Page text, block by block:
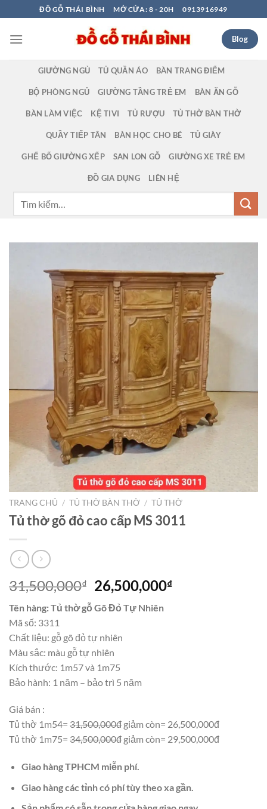
qua
nội
ĐỒ GỖ THÁI BÌNH MỞ CỬA: 8 - 20H 0913916949
Blog
GIƯỜNG NGỦ TỦ QUẦN ÁO BÀN TRANG ĐIỂM
BỘ PHÒNG NGỦ GIƯỜNG TẦNG TRẺ EM BÀN ĂN GỖ
BÀN LÀM VIỆC KỆ TIVI TỦ RƯỢU TỦ THỜ BÀN THỜ
QUẦY TIẾP TÂN BÀN HỌC CHO BÉ TỦ GIÀY
GHẾ BỐ GIƯỜNG XẾP SAN LON GỖ GIƯỜNG XE TRẺ EM
ĐỒ GIA DỤNG LIÊN HỆ
TRANG CHỦ / TỦ THỜ BÀN THỜ / TỦ THỜ
Tủ thờ gõ đỏ cao cấp MS 3011
31,500,000₫
Giá
gốc
là:
26,500,000₫Giá
Tên hàng: Tủ thờ gỗ Gõ Đỏ Tự Nhiên
Mã số: 3311
Chất liệu: gỗ gõ đỏ tự nhiên
Màu sắc: màu gỗ tự nhiên
Kích thước: 1m57 và 1m75
Bảo hành: 1 năm – bảo trì 5 năm
Giá bán :
Tủ thờ 1m54= 31,500,000đ giảm còn= 26,500,000đ
Tủ thờ 1m75= 34,500,000đ giảm còn= 29,500,000đ
Giao hàng TPHCM miễn phí.
Giao hàng các tỉnh có phí tùy theo xa gần.